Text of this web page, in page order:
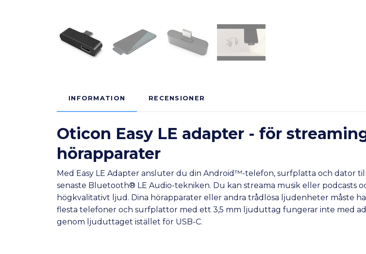
INFORMATION RECENSIONER
Oticon Easy LE adapter - för
hörapparater
Med Easy LE Adapter ansluter du din Android™-telefon, surfplatta och dator
senaste Bluetooth® LE Audio-tekniken. Du kan streama musik eller podcasts
högkvalitativt ljud. Dina hörapparater eller andra trådlösa ljudenheter måste
flesta telefoner och surfplattor med ett 3,5 mm ljuduttag fungerar inte med
genom ljuduttaget istället för USB-C.